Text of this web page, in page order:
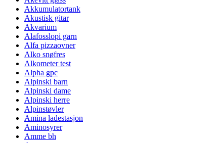
Akkumulatortank
Akustisk gitar
Akvarium
Alafosslopi garn
Alfa pizzaovner
Alko snøfres
Alkometer test
Alpha gpc
Alpinski barn
Alpinski dame
Alpinski herre
Alpinstøvler
Amina ladestasjon
Aminosyrer
Amme bh